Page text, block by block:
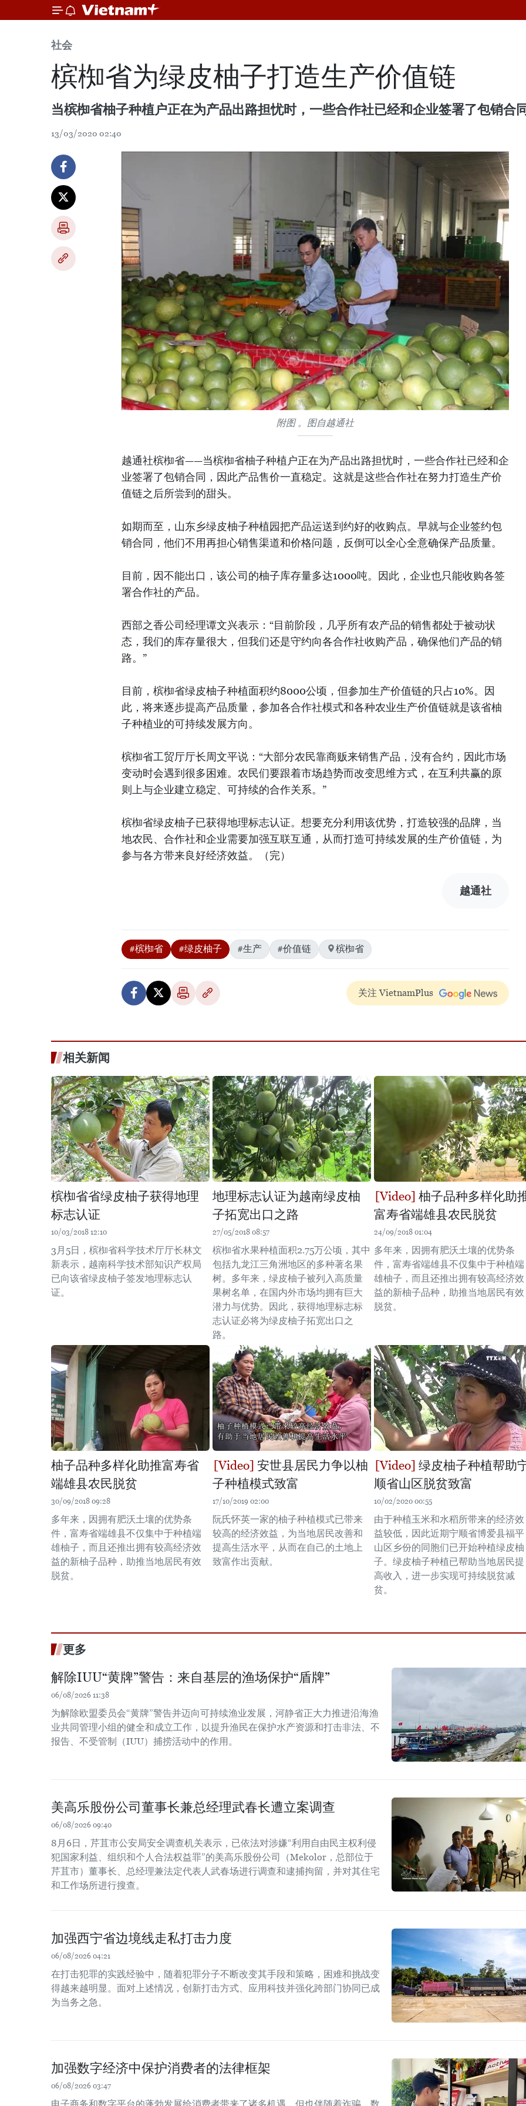
社会
槟椥省为绿皮柚子打造生产价值链
当槟椥省柚子种植户正在为产品出路担忧时，一些合作社已经和企业签署了包销合
13/03/2020 02:40
附图 。图自越通社
越通社槟椥省——当槟椥省柚子种植户正在为产品出路担忧时，一些合作社已经和企
业签署了包销合同，因此产品售价一直稳定。这就是这些合作社在努力打造生产价
值链之后所尝到的甜头。
如期而至，山东乡绿皮柚子种植园把产品运送到约好的收购点。早就与企业签约包
销合同，他们不用再担心销售渠道和价格问题，反倒可以全心全意确保产品质量。
目前，因不能出口，该公司的柚子库存量多达1000吨。因此，企业也只能收购各签
署合作社的产品。
西部之香公司经理谭文兴表示：“目前阶段，几乎所有农产品的销售都处于被动状
态，我们的库存量很大，但我们还是守约向各合作社收购产品，确保他们产品的销
路。”
目前，槟椥省绿皮柚子种植面积约8000公顷，但参加生产价值链的只占10%。因
此，将来逐步提高产品质量，参加各合作社模式和各种农业生产价值链就是该省柚
子种植业的可持续发展方向。
槟椥省工贸厅厅长周文平说：“大部分农民靠商贩来销售产品，没有合约，因此市场
变动时会遇到很多困难。农民们要跟着市场趋势而改变思维方式，在互利共赢的原
则上与企业建立稳定、可持续的合作关系。”
槟椥省绿皮柚子已获得地理标志认证。想要充分利用该优势，打造较强的品牌，当
地农民、合作社和企业需要加强互联互通，从而打造可持续发展的生产价值链，为
参与各方带来良好经济效益。（完）
越通社
#槟椥省 #绿皮柚子 #生产 #价值链 槟椥省
关注 VietnamPlus
相关新闻
槟椥省省绿皮柚子获得地理
标志认证
10/03/2018 12:10
3月5日，槟椥省科学技术厅厅长林文
新表示，越南科学技术部知识产权局
已向该省绿皮柚子签发地理标志认
证。
地理标志认证为越南绿皮柚
子拓宽出口之路
27/05/2018 08:57
槟椥省水果种植面积2.75万公顷，其中
包括九龙江三角洲地区的多种著名果
树。多年来，绿皮柚子被列入高质量
果树名单，在国内外市场均拥有巨大
潜力与优势。因此，获得地理标志标
志认证必将为绿皮柚子拓宽出口之
路。
柚子品种多样化助
富寿省端雄县农民脱贫
24/09/2018 01:04
多年来，因拥有肥沃土壤的优势条
件，富寿省端雄县不仅集中于种植端
雄柚子，而且还推出拥有较高经济效
益的新柚子品种，助推当地居民有效
脱贫。
柚子品种多样化助推富寿省
端雄县农民脱贫
30/09/2018 09:28
多年来，因拥有肥沃土壤的优势条
件，富寿省端雄县不仅集中于种植端
雄柚子，而且还推出拥有较高经济效
益的新柚子品种，助推当地居民有效
脱贫。
安世县居民力争以柚
子种植模式致富
17/10/2019 02:00
阮氏怀英一家的柚子种植模式已带来
较高的经济效益，为当地居民改善和
提高生活水平，从而在自己的土地上
致富作出贡献。
绿皮柚子种植帮助
顺省山区脱贫致富
10/02/2020 00:55
由于种植玉米和水稻所带来的经济效
益较低，因此近期宁顺省博爱县福平
山区乡份的同胞们已开始种植绿皮柚
子。绿皮柚子种植已帮助当地居民提
高收入，进一步实现可持续脱贫减
贫。
更多
解除IUU“黄牌”警告：来自基层的渔场保护“盾牌”
06/08/2026 11:38
为解除欧盟委员会“黄牌”警告并迈向可持续渔业发展，河静省正大力推进沿海渔
业共同管理小组的健全和成立工作，以提升渔民在保护水产资源和打击非法、不
报告、不受管制（IUU）捕捞活动中的作用。
美高乐股份公司董事长兼总经理武春长遭立案调查
06/08/2026 09:40
8月6日，芹苴市公安局安全调查机关表示，已依法对涉嫌“利用自由民主权利侵
犯国家利益、组织和个人合法权益罪”的美高乐股份公司（Mekolor，总部位于
芹苴市）董事长、总经理兼法定代表人武春场进行调查和逮捕拘留，并对其住宅
和工作场所进行搜查。
加强西宁省边境线走私打击力度
06/08/2026 04:21
在打击犯罪的实践经验中，随着犯罪分子不断改变其手段和策略，困难和挑战变
得越来越明显。面对上述情况，创新打击方式、应用科技并强化跨部门协同已成
为当务之急。
加强数字经济中保护消费者的法律框架
06/08/2026 03:47
电子商务和数字平台的蓬勃发展给消费者带来了诸多机遇，但也伴随着诈骗、数